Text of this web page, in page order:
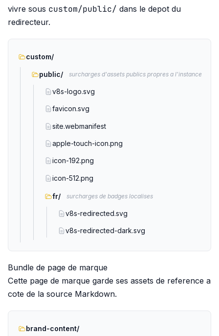
vivre sous custom/public/ dans le depot du
redirecteur.
custom/
public/ surcharges d'assets publics propres a l'instance
v8s-logo.svg
favicon.svg
site.webmanifest
apple-touch-icon.png
icon-192.png
icon-512.png
fr/ surcharges de badges localises
v8s-redirected.svg
v8s-redirected-dark.svg
Bundle de page de marque
Cette page de marque garde ses assets de reference a
cote de la source Markdown.
brand-content/